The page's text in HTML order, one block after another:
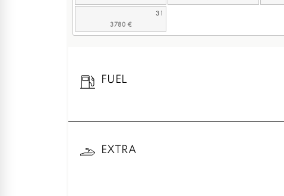
31
FUEL
EXTRA